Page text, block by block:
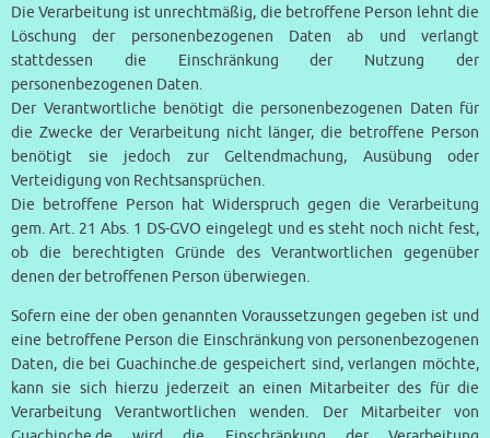
Die Verarbeitung ist unrechtmäßig, die betroffene Person lehnt die
Löschung der personenbezogenen Daten ab und verlangt
stattdessen die Einschränkung der Nutzung der
personenbezogenen Daten.
Der Verantwortliche benötigt die personenbezogenen Daten für
die Zwecke der Verarbeitung nicht länger, die betroffene Person
benötigt sie jedoch zur Geltendmachung, Ausübung oder
Verteidigung von Rechtsansprüchen.
Die betroffene Person hat Widerspruch gegen die Verarbeitung
gem. Art. 21 Abs. 1 DS-GVO eingelegt und es steht noch nicht fest,
ob die berechtigten Gründe des Verantwortlichen gegenüber
denen der betroffenen Person überwiegen.
Sofern eine der oben genannten Voraussetzungen gegeben ist und
eine betroffene Person die Einschränkung von personenbezogenen
Daten, die bei Guachinche.de gespeichert sind, verlangen möchte,
kann sie sich hierzu jederzeit an einen Mitarbeiter des für die
Verarbeitung Verantwortlichen wenden. Der Mitarbeiter von